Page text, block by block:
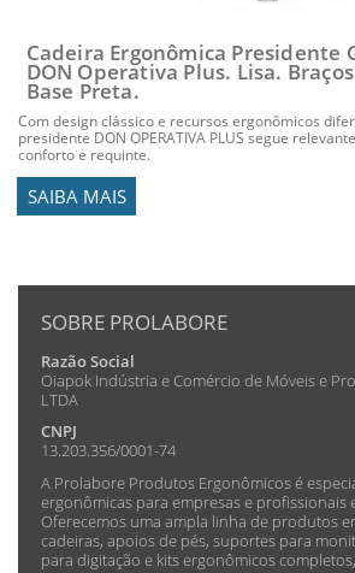
Cadeira Ergonômica Presidente
DON Operativa Plus. Lisa.
Base Preta.
Com design clássico e recursos ergonômicos
presidente DON OPERATIVA PLUS segue
conforto e requinte.
SAIBA MAIS
SOBRE PROLABORE
Razão Social
Oiapok Indústria e Comércio de Móveis e
LTDA
CNPJ
13.203.356/0001-74
A Prolabore Produtos Ergonômicos é
ergonômicas para empresas e profissionais
Oferecemos uma ampla linha de produtos
cadeiras, apoios de pés, suportes para
para digitação e kits ergonômicos